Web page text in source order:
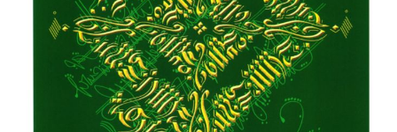
付款後門市自取
免運費